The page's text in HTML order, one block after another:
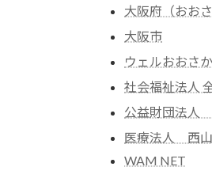
大阪府（おお
大阪市
ウェルおおさ
社会福祉法人
公益財団法人
医療法人 西
WAM NET